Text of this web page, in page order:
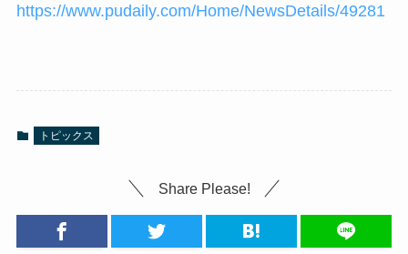
https://www.pudaily.com/Home/NewsDetails/49281
トピックス
Share Please!